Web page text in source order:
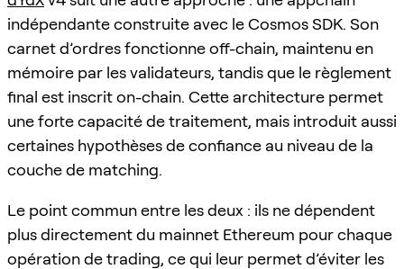
indépendante construite avec le Cosmos SDK. Son
carnet d’ordres fonctionne off-chain, maintenu en
mémoire par les validateurs, tandis que le règlement
final est inscrit on-chain. Cette architecture permet
une forte capacité de traitement, mais introduit aussi
certaines hypothèses de confiance au niveau de la
couche de matching.
Le point commun entre les deux : ils ne dépendent
plus directement du mainnet Ethereum pour chaque
opération de trading, ce qui leur permet d’éviter les